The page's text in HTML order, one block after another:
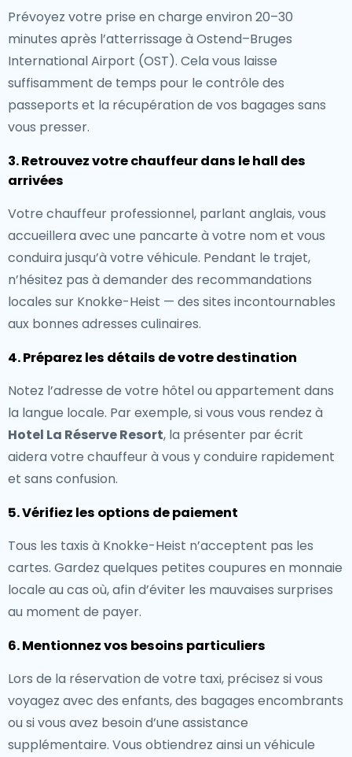
Prévoyez votre prise en charge environ 20–30
minutes après l’atterrissage à Ostend–Bruges
International Airport (OST). Cela vous laisse
suffisamment de temps pour le contrôle des
passeports et la récupération de vos bagages sans
vous presser.
3. Retrouvez votre chauffeur dans le hall des
arrivées
Votre chauffeur professionnel, parlant anglais, vous
accueillera avec une pancarte à votre nom et vous
conduira jusqu’à votre véhicule. Pendant le trajet,
n’hésitez pas à demander des recommandations
locales sur Knokke-Heist — des sites incontournables
aux bonnes adresses culinaires.
4. Préparez les détails de votre destination
Notez l’adresse de votre hôtel ou appartement dans
la langue locale. Par exemple, si vous vous rendez à
Hotel La Réserve Resort, la présenter par écrit
aidera votre chauffeur à vous y conduire rapidement
et sans confusion.
5. Vérifiez les options de paiement
Tous les taxis à Knokke-Heist n’acceptent pas les
cartes. Gardez quelques petites coupures en monnaie
locale au cas où, afin d’éviter les mauvaises surprises
au moment de payer.
6. Mentionnez vos besoins particuliers
Lors de la réservation de votre taxi, précisez si vous
voyagez avec des enfants, des bagages encombrants
ou si vous avez besoin d’une assistance
supplémentaire. Vous obtiendrez ainsi un véhicule